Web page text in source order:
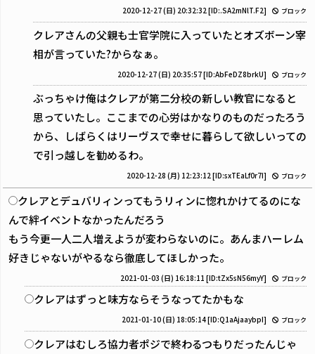
2020-12-27 (日) 20:32:32[ID:.SA2mNlT.F2] ブロック
クレアさんの父親も士官学院に入っていたとオズボーン宰
相が言っていた?からなぁ。
2020-12-27 (日) 20:35:57[ID:AbFeDZ8brkU] ブロック
ぶっちゃけ俺はクレアが第二分校の新しい教官になると
思っていたし。ここまでの心労はかなりのものだったろう
から、しばらくはリーヴスで幸せに暮らして欲しいっての
で引っ越しを勧めるわ。
2020-12-28 (月) 12:23:12[ID:sxTEaLf0r7I] ブロック
クレアとデュバリィンってもうリィンに惚れかけてるのにな
んで絆イベントなかったんだろう
もう今更一人二人増えようが変わらないのに。あんまハーレム
好きじゃないがやるなら徹底してほしかった。
2021-01-03 (日) 16:18:11 [ID:tZx5sN56myY] ブロック
クレアはずっと味方ならそうなってたかもな
2021-01-10 (日) 18:05:14[ID:Q1aAjaaybpI] ブロック
クレアはむしろ協力者ポジで終わるつもりだったんじゃ